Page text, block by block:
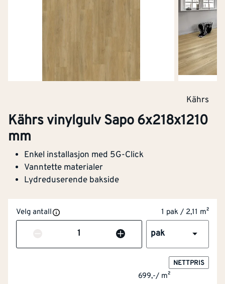
Kährs
Kährs vinylgulv Sapo 6x218x1210
mm
Enkel installasjon med 5G-Click
Vanntette materialer
Lydreduserende bakside
Velg antall 1 pak / 2,11 m²
Antall pak
NETTPRIS
699,-/ m²